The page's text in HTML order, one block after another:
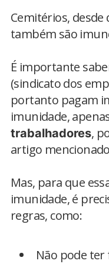
Cemitérios, desde
também são
É importante
(sindicato dos
portanto pagam
imunidade,
trabalhadores,
artigo
Mas, para que
imunidade, é
regras, como:
Não pode ter